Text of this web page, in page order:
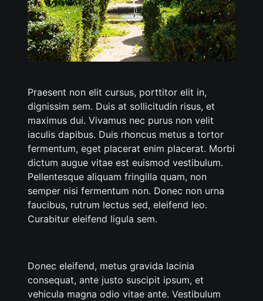
Praesent non elit cursus, porttitor elit in,
dignissim sem. Duis at sollicitudin risus, et
maximus dui. Vivamus nec purus non velit
iaculis dapibus. Duis rhoncus metus a tortor
fermentum, eget placerat enim placerat. Morbi
dictum augue vitae est euismod vestibulum.
Pellentesque aliquam fringilla quam, non
semper nisi fermentum non. Donec non urna
faucibus, rutrum lectus sed, eleifend leo.
Curabitur eleifend ligula sem.
Donec eleifend, metus gravida lacinia
consequat, ante justo suscipit ipsum, et
vehicula magna odio vitae ante. Vestibulum